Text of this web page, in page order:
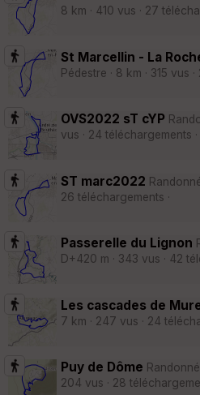
8 km · 410 vus · 27
St Marcellin - La
Pédestre · 8 km · 315 vus
OVS2022 sT cYP
vus · 24 téléchargements ·
ST marc2022
26 téléchargements ·
Passerelle du Lignon
D+420 m · 343 vus · 42
Les cascades de
7 km · 247 vus · 24
Puy de Dôme
204 vus · 28